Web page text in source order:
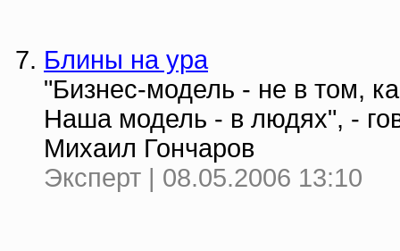
Блины на ура
"Бизнес-модель - не в том,
Наша модель - в людях", -
Михаил Гончаров
Эксперт | 08.05.2006 13:10